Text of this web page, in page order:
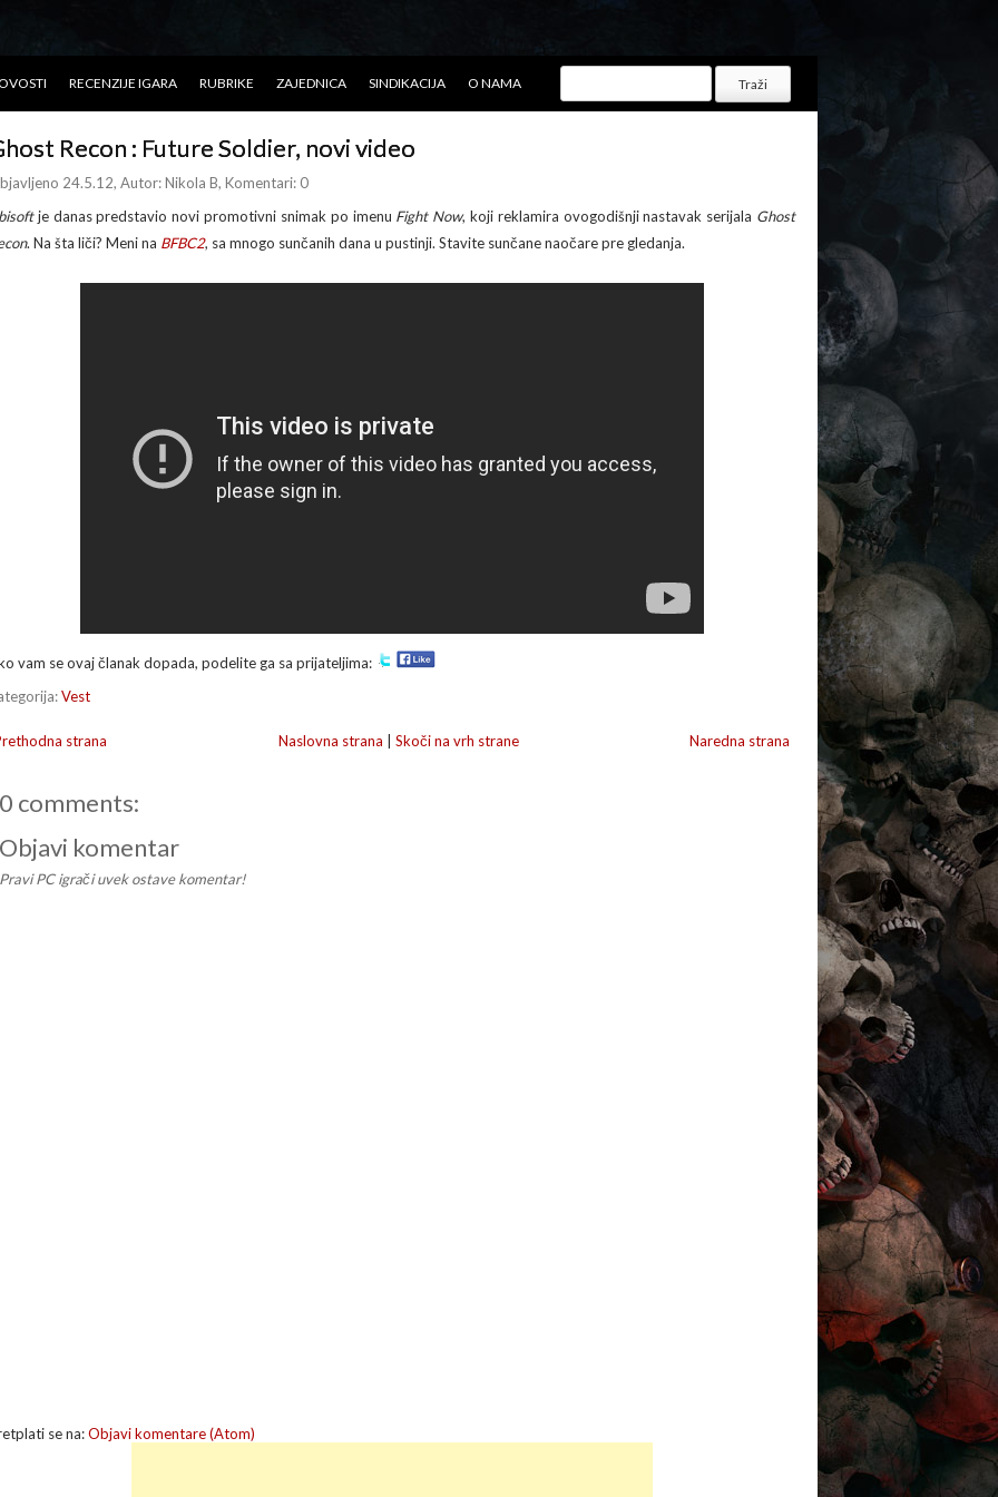
RECENZIJE IGARA RUBRIKE ZAJEDNICA SINDIKACIJA O NAMA
Recon : Future Soldier, novi video
24.5.12, Autor:Nikola B, Komentari: 0
je danas predstavio novi promotivni snimak po imenu Fight Now, koji reklamira ovogodišnji nastavak serijala Ghost
. Na šta liči? Meni na BFBC2, sa mnogo sunčanih dana u pustinji. Stavite sunčane naočare pre gledanja.
vam se ovaj članak dopada, podelite ga sa prijateljima:
Vest
Naredna strana
strana Naslovna strana Skoči na vrh strane
0 comments:
Objavi komentar
Pravi PC igrači uvek ostave komentar!
se na:Objavi komentare (Atom)